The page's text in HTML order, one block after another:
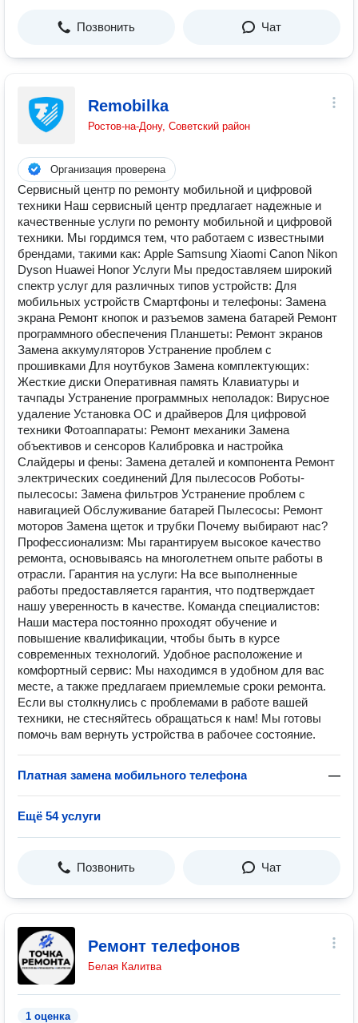
Позвонить Чат
Remobilka
Ростов-на-Дону, Советский район
Организация проверена
Сервисный центр по ремонту мобильной и цифровой
техники Наш сервисный центр предлагает надежные и
качественные услуги по ремонту мобильной и цифровой
техники. Мы гордимся тем, что работаем с известными
брендами, такими как: Apple Samsung Xiaomi Canon Nikon
Dyson Huawei Honor Услуги Мы предоставляем широкий
спектр услуг для различных типов устройств: Для
мобильных устройств Смартфоны и телефоны: Замена
экрана Ремонт кнопок и разъемов замена батарей Ремонт
программного обеспечения Планшеты: Ремонт экранов
Замена аккумуляторов Устранение проблем с
прошивками Для ноутбуков Замена комплектующих:
Жесткие диски Оперативная память Клавиатуры и
тачпады Устранение программных неполадок: Вирусное
удаление Установка ОС и драйверов Для цифровой
техники Фотоаппараты: Ремонт механики Замена
объективов и сенсоров Калибровка и настройка
Слайдеры и фены: Замена деталей и компонента Ремонт
электрических соединений Для пылесосов Роботы-
пылесосы: Замена фильтров Устранение проблем с
навигацией Обслуживание батарей Пылесосы: Ремонт
моторов Замена щеток и трубки Почему выбирают нас?
Профессионализм: Мы гарантируем высокое качество
ремонта, основываясь на многолетнем опыте работы в
отрасли. Гарантия на услуги: На все выполненные
работы предоставляется гарантия, что подтверждает
нашу уверенность в качестве. Команда специалистов:
Наши мастера постоянно проходят обучение и
повышение квалификации, чтобы быть в курсе
современных технологий. Удобное расположение и
комфортный сервис: Мы находимся в удобном для вас
месте, а также предлагаем приемлемые сроки ремонта.
Если вы столкнулись с проблемами в работе вашей
техники, не стесняйтесь обращаться к нам! Мы готовы
помочь вам вернуть устройства в рабочее состояние.
Платная замена мобильного телефона —
Ещё 54 услуги
Позвонить Чат
Ремонт телефонов
Белая Калитва
1 оценка